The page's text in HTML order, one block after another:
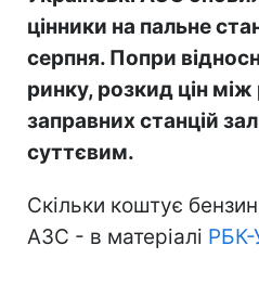
цінники на пальне
серпня. Попри
ринку, розкид цін
заправних станцій
суттєвим.
Скільки коштує
АЗС - в матеріалі РБК-